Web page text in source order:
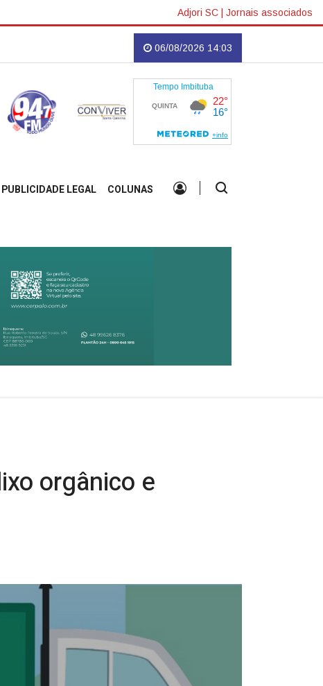
Adjori SC | Jornais associados
Empreendedoras vão tomar conta de Imbituba em evento que promete
06/08/2026 14:03
PUBLICIDADE LEGAL COLUNAS
orgânico e